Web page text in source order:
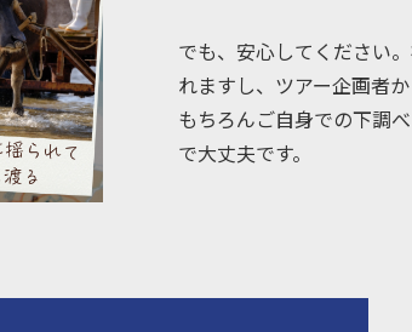
でも、安心してください
れますし、ツアー企画者
もちろんご自身での下調
で大丈夫です。